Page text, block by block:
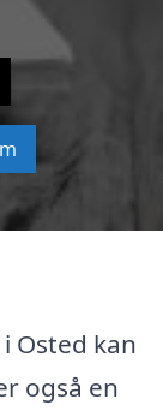
Osted kan
også en